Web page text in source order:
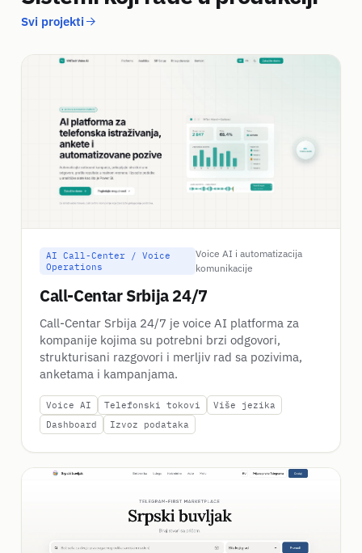
Svi projekti
AI Call-Center / Voice
Operations
Voice AI i automatizacija
komunikacije
Call-Centar Srbija 24/7
Call-Centar Srbija 24/7 je voice AI platforma za
kompanije kojima su potrebni brzi odgovori,
strukturisani razgovori i merljiv rad sa pozivima,
anketama i kampanjama.
Voice AI Telefonski tokovi
Više jezika
Dashboard
Izvoz podataka